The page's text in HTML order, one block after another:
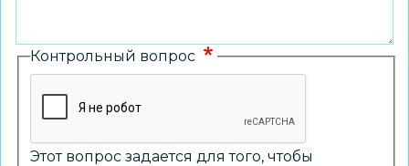
Контрольный вопрос
Этот вопрос задается для того, чтобы